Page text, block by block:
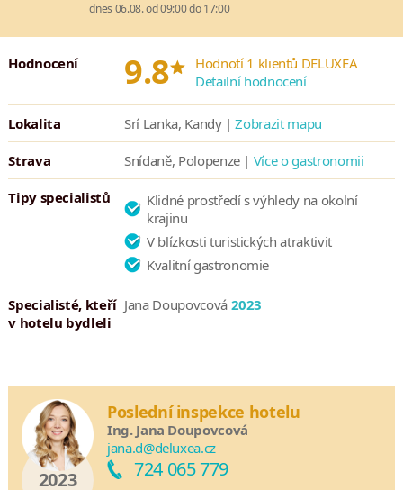
dnes 06.08. od 09:00 do 17:00
Hodnocení 9.8* Hodnotí 1 klientů DELUXEA
Detailní hodnocení
Lokalita Srí Lanka, Kandy |Zobrazit mapu
Strava Snídaně, Polopenze | Více o gastronomii
Tipy specialistů
Klidné prostředí s výhledy na okolní
krajinu
V blízkosti turistických atraktivit
Kvalitní gastronomie
Specialisté, kteří
v hotelu bydleli
Jana Doupovcová 2023
2023
Poslední inspekce hotelu
Ing. Jana Doupovcová
jana.d@deluxea.cz
724 065 779